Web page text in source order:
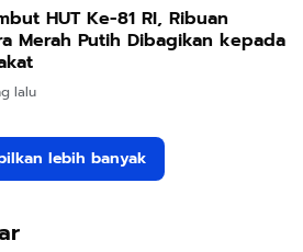
HUT Ke-81 RI, Ribuan
Merah Putih Dibagikan kepada
lalu
lebih banyak